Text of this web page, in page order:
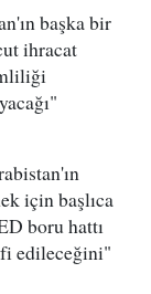
başka bir
ihracat
için başlıca
boru hattı
edileceğini"